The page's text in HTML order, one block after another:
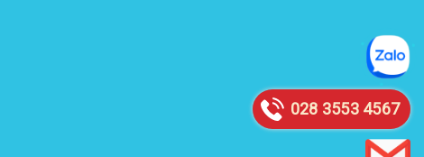
028 3553 4567